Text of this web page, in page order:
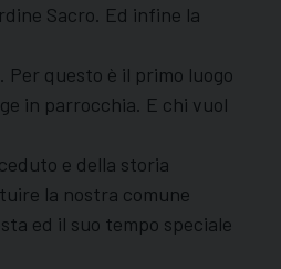
Sacro. Ed infine la
Per questo è il primo luogo
in parrocchia. E chi vuol
e della storia
la nostra comune
ed il suo tempo speciale